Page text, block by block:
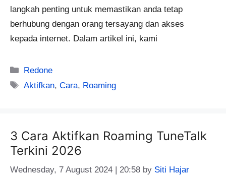
langkah penting untuk memastikan anda tetap
berhubung dengan orang tersayang dan akses
kepada internet. Dalam artikel ini, kami
Categories
Redone
Tags
Aktifkan,Cara, Roaming
3 Cara Aktifkan Roaming TuneTalk
Terkini 2026
Wednesday, 7 August 2024 | 20:58 by Siti Hajar